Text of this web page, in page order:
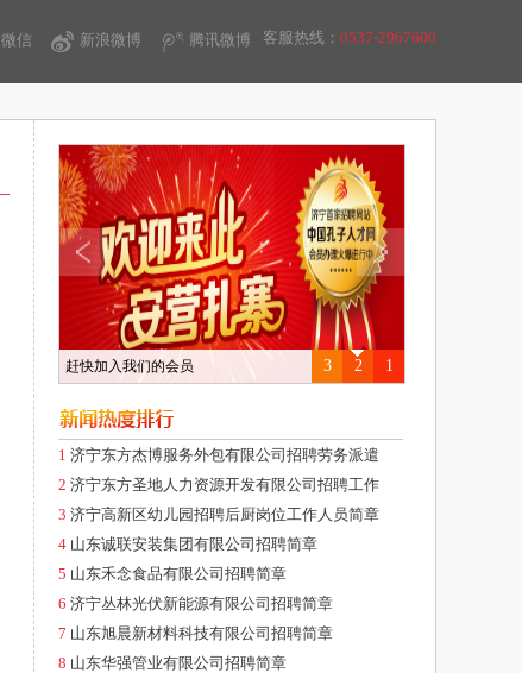
客服热线： 0537-2967600
腾讯微博
新浪微博
微信
1
2
3
赶快加入我们的会员
1 济宁东方杰博服务外包有限公司招聘劳务派遣
2 济宁东方圣地人力资源开发有限公司招聘工作
3 济宁高新区幼儿园招聘后厨岗位工作人员简章
4 山东诚联安装集团有限公司招聘简章
5 山东禾念食品有限公司招聘简章
6 济宁丛林光伏新能源有限公司招聘简章
7 山东旭晨新材料科技有限公司招聘简章
8 山东华强管业有限公司招聘简章